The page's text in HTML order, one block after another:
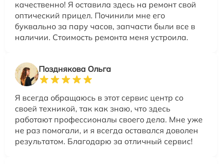
качественно! Я оставила здесь на ремонт свой
оптический прицел. Починили мне его
буквально за пару часов, запчасти были все в
наличии. Стоимость ремонта меня устроила.
Позднякова Ольга
Я всегда обращаюсь в этот сервис центр со
своей техникой, так как знаю, что здесь
работают профессионалы своего дела. Мне уже
не раз помогали, и я всегда оставался доволен
результатом. Благодарю за отличный сервис!